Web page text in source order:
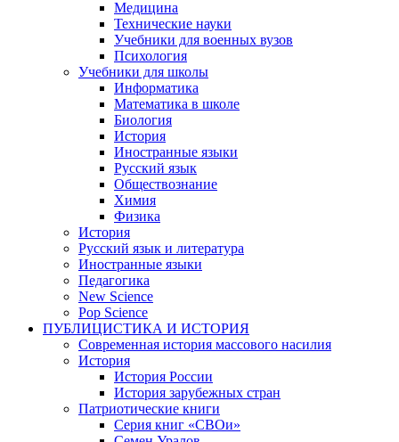
Медицина
Технические науки
Учебники для военных вузов
Психология
Учебники для школы
Информатика
Математика в школе
Биология
История
Иностранные языки
Русский язык
Обществознание
Химия
Физика
История
Русский язык и литература
Иностранные языки
Педагогика
New Science
Pop Science
ПУБЛИЦИСТИКА И ИСТОРИЯ
Современная история массового насилия
История
История России
История зарубежных стран
Патриотические книги
Серия книг «СВОи»